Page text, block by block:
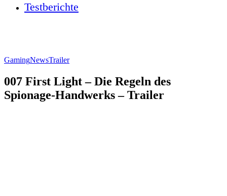
Testberichte
GamingNewsTrailer
007 First Light – Die Regeln des
Spionage-Handwerks – Trailer